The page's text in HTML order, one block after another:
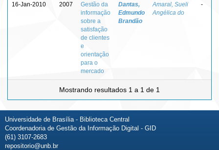
16-Jan-2010 2007
Gestão da
informação
sobre a
satisfação
de clientes
e
orientação
para o
mercado
Dantas,
Edmundo
Brandão
Amaral, Sueli
Angélica do
-
Mostrando resultados 1 a 1 de 1
Universidade de Brasília - Biblioteca Central
Coordenadoria de Gestão da Informação Digital - GID
(61) 3107-2683
repositorio@unb.br